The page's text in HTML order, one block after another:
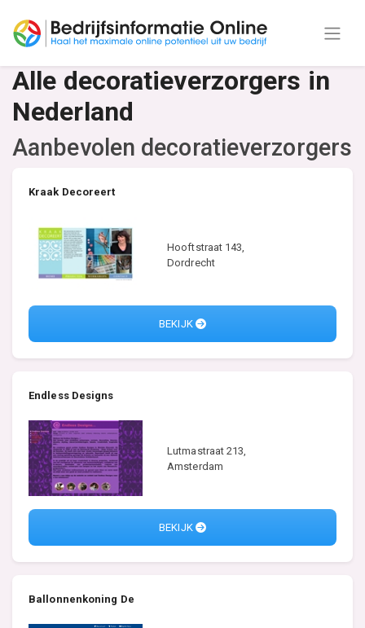
Alle decoratieverzorgers in
Nederland
Aanbevolen decoratieverzorgers
Kraak Decoreert
Hooftstraat 143,
Dordrecht
BEKIJK
Endless Designs
Lutmastraat 213,
Amsterdam
BEKIJK
Ballonnenkoning De